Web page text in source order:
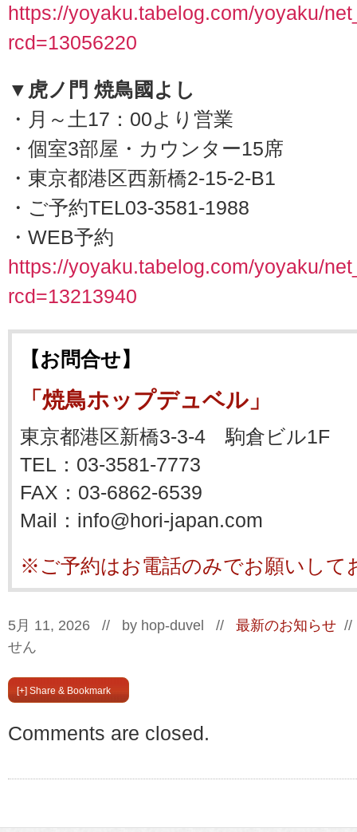
https://yoyaku.tabelog.com/yoyaku/
rcd=13056220
▼虎ノ門 焼鳥國よし
・月～土17：00より営業
・個室3部屋・カウンター15席
・東京都港区西新橋2-15-2-B1
・ご予約TEL03-3581-1988
・WEB予約
https://yoyaku.tabelog.com/yoyaku/
rcd=13213940
【お問合せ】
「焼鳥ホップデュベル」
東京都港区新橋3-3-4 駒倉ビル1F
TEL：03-3581-7773
FAX：03-6862-6539
Mail：info@hori-japan.com
※ご予約はお電話のみでお願いして
5月 11, 2026 // by hop-duvel // 最新のお知らせ
せん
[+] Share & Bookmark
Comments are closed.